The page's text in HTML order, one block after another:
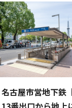
名古屋市営地下鉄